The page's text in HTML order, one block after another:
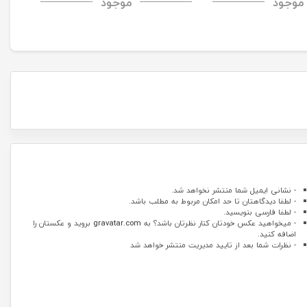
- نشانی ایمیل شما منتشر نخواهد شد.
- لطفا دیدگاهتان تا حد امکان مربوط به مطلب باشد.
- لطفا فارسی بنویسید.
- میخواهید عکس خودتان کنار نظرتان باشد؟ به gravatar.com بروید و عکستان را
اضافه کنید.
- نظرات شما بعد از تایید مدیریت منتشر خواهد شد